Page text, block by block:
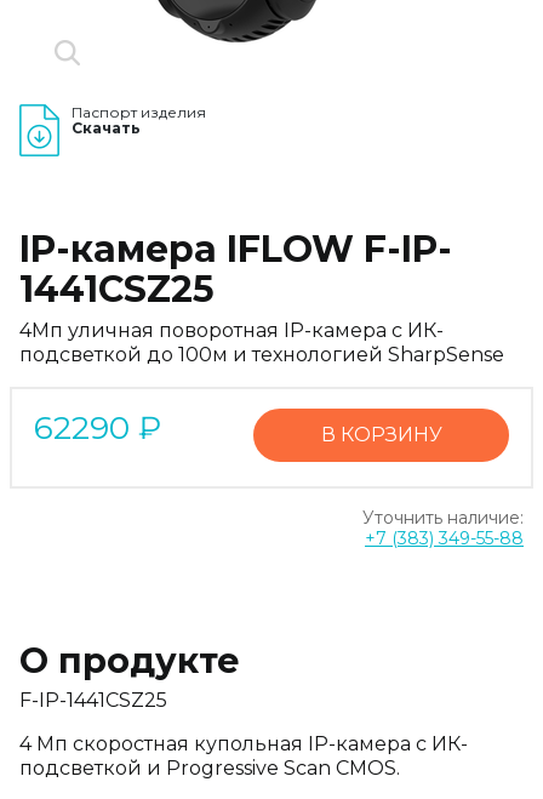
Паспорт изделия
Скачать
IP-камера IFLOW F-IP-
1441CSZ25
4Мп уличная поворотная IP-камера с ИК-
подсветкой до 100м и технологией SharpSense
62290 ₽ В КОРЗИНУ
Уточнить наличие:
+7 (383) 349-55-88
О продукте
F-IP-1441CSZ25
4 Мп скоростная купольная IP-камера с ИК-
подсветкой и Progressive Scan CMOS.